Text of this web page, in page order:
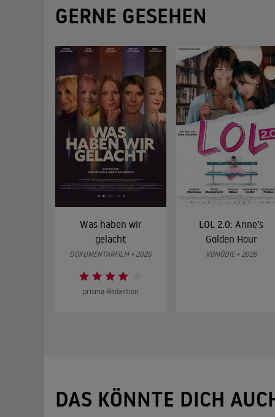
GERNE GESEHEN
Was haben wir
gelacht
DOKUMENTARFILM • 2026
prisma-Redaktion
LOL 2.0: Anne’s
Golden Hour
KOMÖDIE • 2026
DAS KÖNNTE DICH